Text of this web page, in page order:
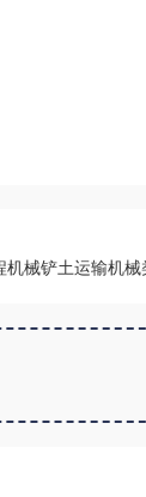
机械铲土运输机